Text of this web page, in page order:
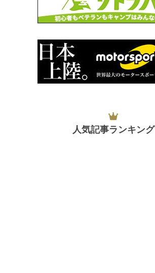
人気記事ランキング